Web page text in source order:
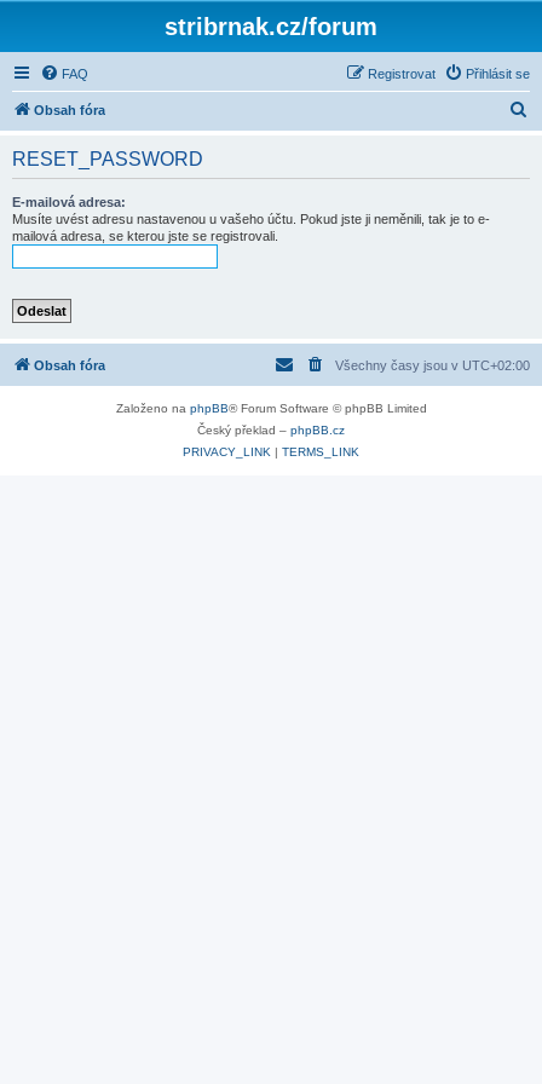
stribrnak.cz/forum
FAQ Přihlásit se
Registrovat
Obsah fóra
RESET_PASSWORD
E-mailová adresa:
Musíte uvést adresu nastavenou u vašeho účtu. Pokud jste ji neměnili, tak je to e-
mailová adresa, se kterou jste se registrovali.
Obsah fóra Všechny časy jsou v UTC+02:00
Založeno na phpBB® Forum Software © phpBB Limited
Český překlad – phpBB.cz
PRIVACY_LINK | TERMS_LINK